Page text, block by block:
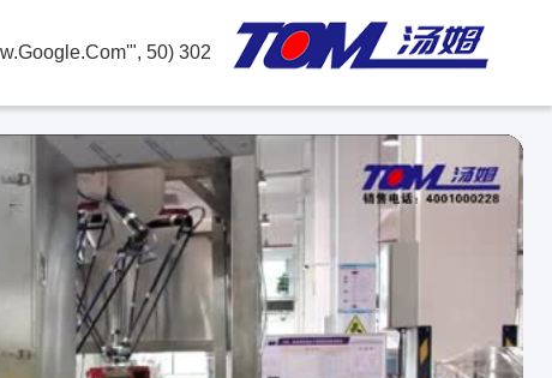
302 SetTimeout("javascript:location.href='https://www.google.com'", 50);